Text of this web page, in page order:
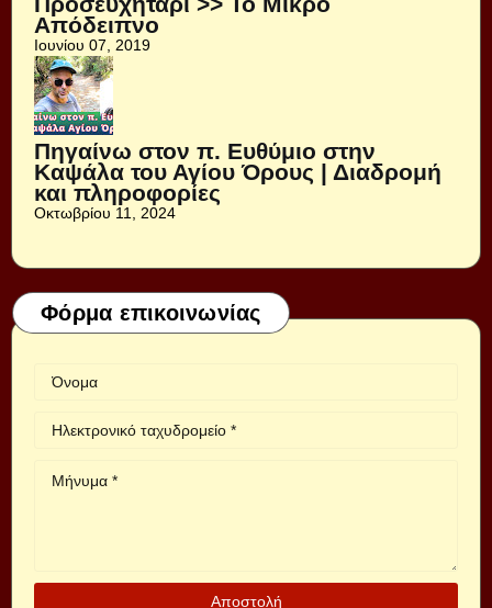
Απόδειπνο
Ιουνίου 07, 2019
Πηγαίνω στον π. Ευθύμιο στην
Καψάλα του Αγίου Όρους | Διαδρομή
και πληροφορίες
Οκτωβρίου 11, 2024
Φόρμα επικοινωνίας